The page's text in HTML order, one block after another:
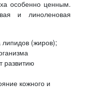
особенно ценным.
и линоленовая
липидов (жиров);
развитию
кожного и